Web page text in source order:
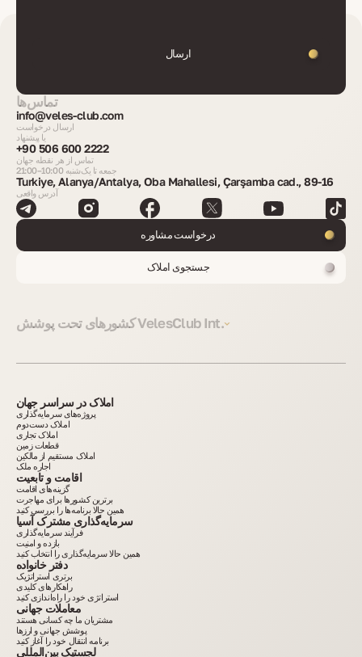
ارسال
تماس‌ها
info@veles-club.com
ارسال درخواست
یا پیشنهاد
+90 506 600 2222
تماس از هر نقطه جهان
جمعه تا یک‌شنبه 10:00–21:00
Turkiye, Alanya/Antalya, Oba Mahallesi, Çarşamba cad., 89-16
آدرس واقعی
درخواست مشاوره
جستجوی املاک
کشورهای تحت پوشش VelesClub Int.
املاک در سراسر جهان
پروژه‌های سرمایه‌گذاری
املاک دست‌دوم
املاک تجاری
قطعات زمین
املاک مستقیم از مالکین
اجاره ملک
اقامت و تابعیت
گزینه‌های اقامت
برترین کشورها برای مهاجرت
همین حالا برنامه‌ها را بررسی کنید
سرمایه‌گذاری مشترک آسیا
فرآیند سرمایه‌گذاری
بازده و امنیت
همین حالا سرمایه‌گذاری را انتخاب کنید
دفتر خانواده
برتری استراتژیک
راهکارهای کلیدی
استراتژی خود را راه‌اندازی کنید
معاملات جهانی
مشتریان ما چه کسانی هستند
پوشش جهانی و ارزها
برنامه انتقال خود را آغاز کنید
لجستیک بین‌المللی